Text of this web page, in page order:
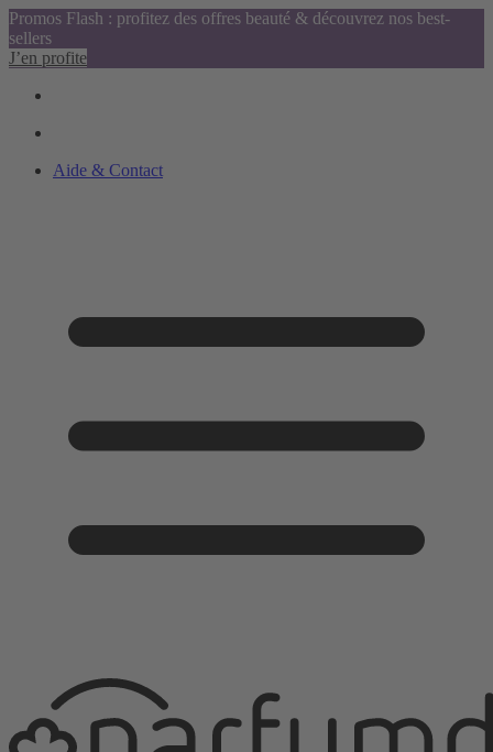
Promos Flash : profitez des offres beauté & découvrez nos best-
sellers
J’en profite
Aide & Contact